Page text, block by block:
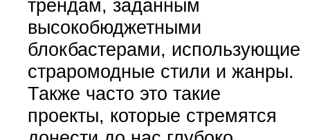
трендам, заданным
высокобюджетными
блокбастерами, использующие
страромодные стили и жанры.
Также часто это такие
проекты, которые стремятся